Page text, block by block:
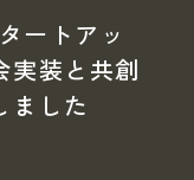
ートアッ
実装と共創
ました